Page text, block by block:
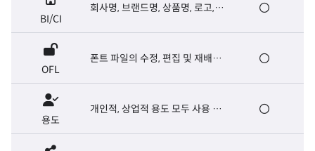
BI/CI
회사명, 브랜드명, 상품명, 로고,
OFL
폰트 파일의 수정, 편집 및 재배포
지
용도
개인적, 상업적 용도 모두 사용 가